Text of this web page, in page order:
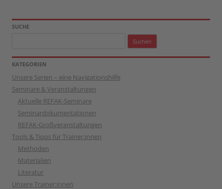
SUCHE
KATEGORIEN
Unsere Serien – eine Navigationshilfe
Seminare & Veranstaltungen
Aktuelle REFAK-Seminare
Seminardokumentationen
REFAK-Großveranstaltungen
Tools & Tipps für Trainer:innen
Methoden
Materialien
Literatur
Unsere Trainer:innen